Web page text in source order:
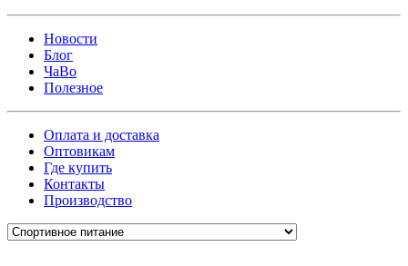
Новости
Блог
ЧаВо
Полезное
Оплата и доставка
Оптовикам
Где купить
Контакты
Производство